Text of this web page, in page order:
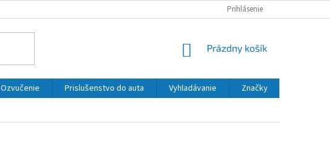
Prihlásenie
NÁKUPNÝ
Prázdny košík
Ozvučenie Prislušenstvo do auta Vyhladávanie
Značky